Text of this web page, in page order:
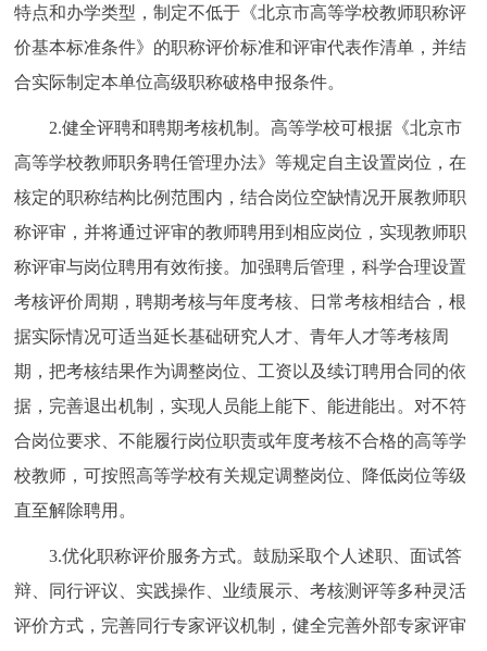
特点和办学类型，制定不低于《北京市高等学校教师职称评
价基本标准条件》的职称评价标准和评审代表作清单，并结
合实际制定本单位高级职称破格申报条件。
2.健全评聘和聘期考核机制。高等学校可根据《北京市
高等学校教师职务聘任管理办法》等规定自主设置岗位，在
核定的职称结构比例范围内，结合岗位空缺情况开展教师职
称评审，并将通过评审的教师聘用到相应岗位，实现教师职
称评审与岗位聘用有效衔接。加强聘后管理，科学合理设置
考核评价周期，聘期考核与年度考核、日常考核相结合，根
据实际情况可适当延长基础研究人才、青年人才等考核周
期，把考核结果作为调整岗位、工资以及续订聘用合同的依
据，完善退出机制，实现人员能上能下、能进能出。对不符
合岗位要求、不能履行岗位职责或年度考核不合格的高等学
校教师，可按照高等学校有关规定调整岗位、降低岗位等级
直至解除聘用。
3.优化职称评价服务方式。鼓励采取个人述职、面试答
辩、同行评议、实践操作、业绩展示、考核测评等多种灵活
评价方式，完善同行专家评议机制，健全完善外部专家评审